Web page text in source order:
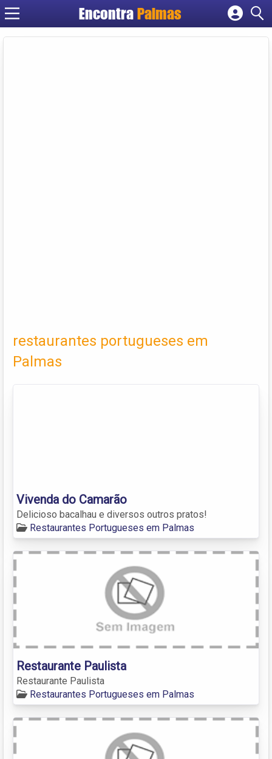
Encontra Palmas
Cadastrar empresa
restaurantes portugueses em
Palmas
Vivenda do Camarão
Delicioso bacalhau e diversos outros pratos!
Restaurantes Portugueses em Palmas
Restaurante Paulista
Restaurante Paulista
Restaurantes Portugueses em Palmas